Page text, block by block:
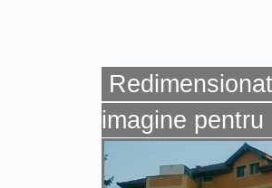
imagine pentru